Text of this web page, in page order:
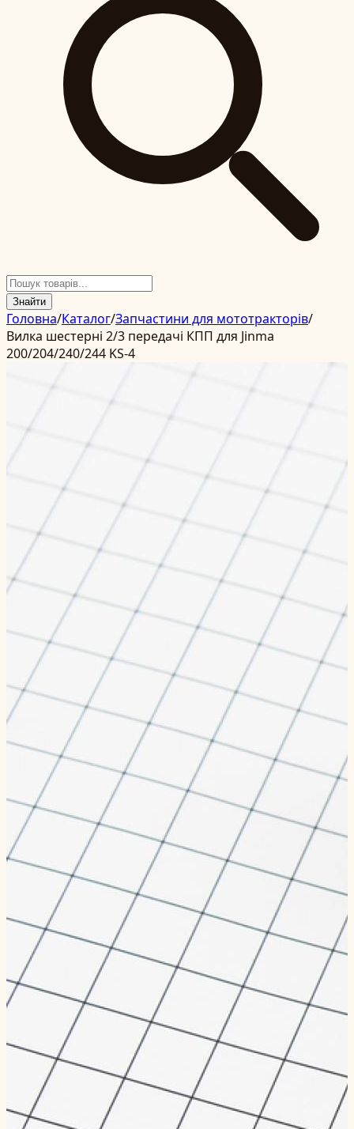
Знайти
Головна/Каталог/Запчастини для мототракторів/
Вилка шестерні 2/3 передачі КПП для Jinma
200/204/240/244 KS-4